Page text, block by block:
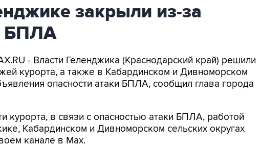
закрыли из-за
БПЛА
- Власти Геленджика (Краснодарский край) решили
курорта, а также в Кабардинском и Дивноморском
опасности атаки БПЛА, сообщил глава города
курорта, в связи с опасностью атаки БПЛА, работой
Кабардинском и Дивноморском сельских округах
канале в Max.